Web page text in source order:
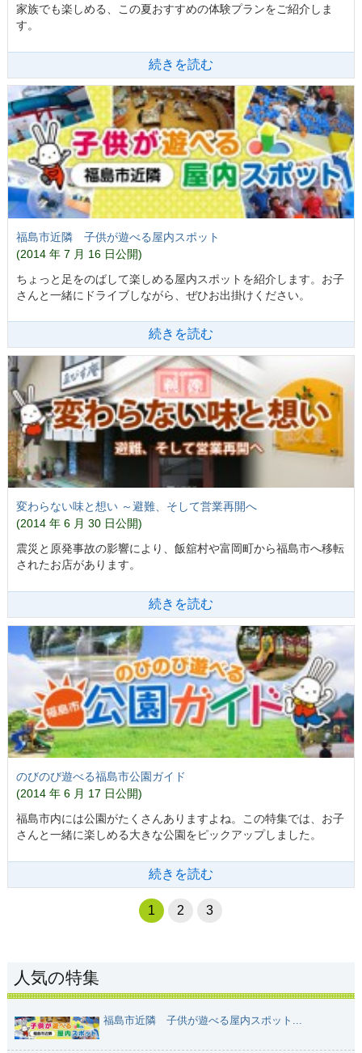
家族でも楽しめる、この夏おすすめの体験プランをご紹介しま
す。
続きを読む
福島市近隣 子供が遊べる屋内スポット
(2014 年 7 月 16 日公開)
ちょっと足をのばして楽しめる屋内スポットを紹介します。お子
さんと一緒にドライブしながら、ぜひお出掛けください。
続きを読む
変わらない味と想い ～避難、そして営業再開へ
(2014 年 6 月 30 日公開)
震災と原発事故の影響により、飯舘村や富岡町から福島市へ移転
されたお店があります。
続きを読む
のびのび遊べる福島市公園ガイド
(2014 年 6 月 17 日公開)
福島市内には公園がたくさんありますよね。この特集では、お子
さんと一緒に楽しめる大きな公園をピックアップしました。
続きを読む
1 2 3
人気の特集
福島市近隣 子供が遊べる屋内スポット...